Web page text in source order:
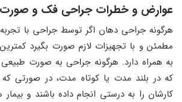
عوارض و خطرات جراحی فک و صورت
هرگونه جراحی دهان اگر توسط جراحی با
مطمئن و با تجهیزات لازم صورت بگیرد
به همراه دارد. هرگونه جراحی به صورت
که در بلند مدت یا کوتاه مدت، در صورتی که
کارشان را به درستی انجام داده باشند و